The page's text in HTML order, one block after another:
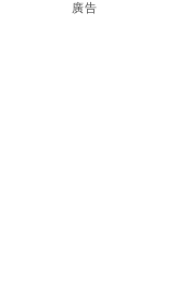
廣告